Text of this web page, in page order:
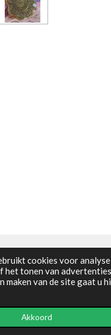
cookies voor
het tonen van
maken van de site gaat u
Akkoord
Het vlinderpad